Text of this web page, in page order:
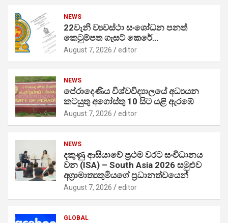
NEWS
22වැනි ව්‍යවස්ථා සංශෝධන පනත්
කෙටුම්පත ගැසට් කෙරේ…
August 7, 2026 editor
NEWS
පේරාදෙණිය විශ්වවිද්‍යාලයේ අධ්‍යයන
කටයුතු අගෝස්තු 10 සිට යළි ඇරඹේ
August 7, 2026 editor
NEWS
දකුණු ආසියාවේ ප්‍රථම වරට සංවිධානය
වන (ISA) – South Asia 2026 සමුළුව
අග්‍රාමාත්‍යතුමියගේ ප්‍රධානත්වයෙන්
August 7, 2026 editor
GLOBAL